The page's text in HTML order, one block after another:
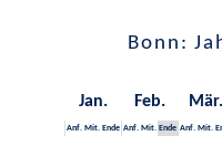
Bonn:
Jan. Feb. Mär.
Anf. Mit. Ende Anf. Mit. Ende Anf. Mit.